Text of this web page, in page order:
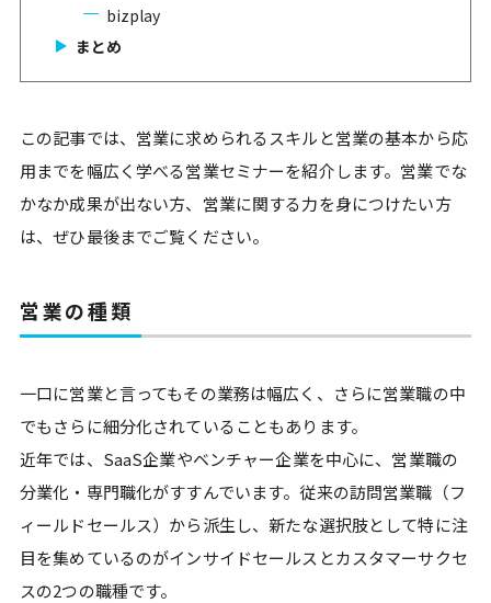
bizplay
まとめ
この記事では、営業に求められるスキルと営業の基本から応
用までを幅広く学べる営業セミナーを紹介します。営業でな
かなか成果が出ない方、営業に関する力を身につけたい方
は、ぜひ最後までご覧ください。
営業の種類
一口に営業と言ってもその業務は幅広く、さらに営業職の中
でもさらに細分化されていることもあります。
近年では、SaaS企業やベンチャー企業を中心に、営業職の
分業化・専門職化がすすんでいます。従来の訪問営業職（フ
ィールドセールス）から派生し、新たな選択肢として特に注
目を集めているのがインサイドセールスとカスタマーサクセ
スの2つの職種です。